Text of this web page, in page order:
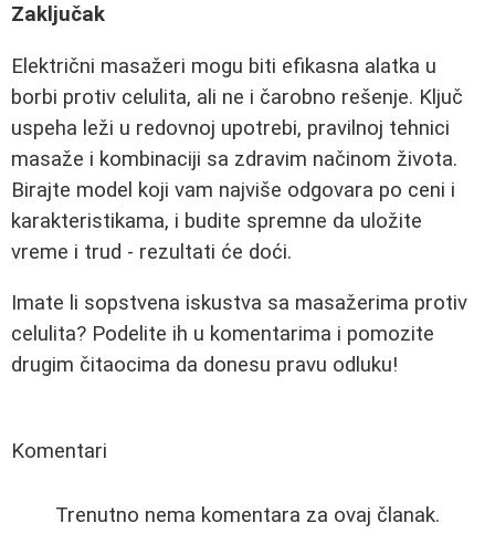
Zaključak
Električni masažeri mogu biti efikasna alatka u
borbi protiv celulita, ali ne i čarobno rešenje. Ključ
uspeha leži u redovnoj upotrebi, pravilnoj tehnici
masaže i kombinaciji sa zdravim načinom života.
Birajte model koji vam najviše odgovara po ceni i
karakteristikama, i budite spremne da uložite
vreme i trud - rezultati će doći.
Imate li sopstvena iskustva sa masažerima protiv
celulita? Podelite ih u komentarima i pomozite
drugim čitaocima da donesu pravu odluku!
Komentari
Trenutno nema komentara za ovaj članak.